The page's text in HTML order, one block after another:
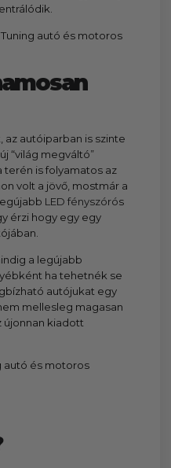
az autóiparban is szinte
“világ megváltó”
terén is folyamatos az
volt a jövő, mostmár a
LED fényszórós
érzi hogy egy egy
a legújabb
ha tehetnék se
autójukat egy
mellesleg magasan
újonnan kiadott